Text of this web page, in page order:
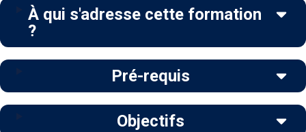
À qui s'adresse cette formation
?
Pré-requis
Objectifs